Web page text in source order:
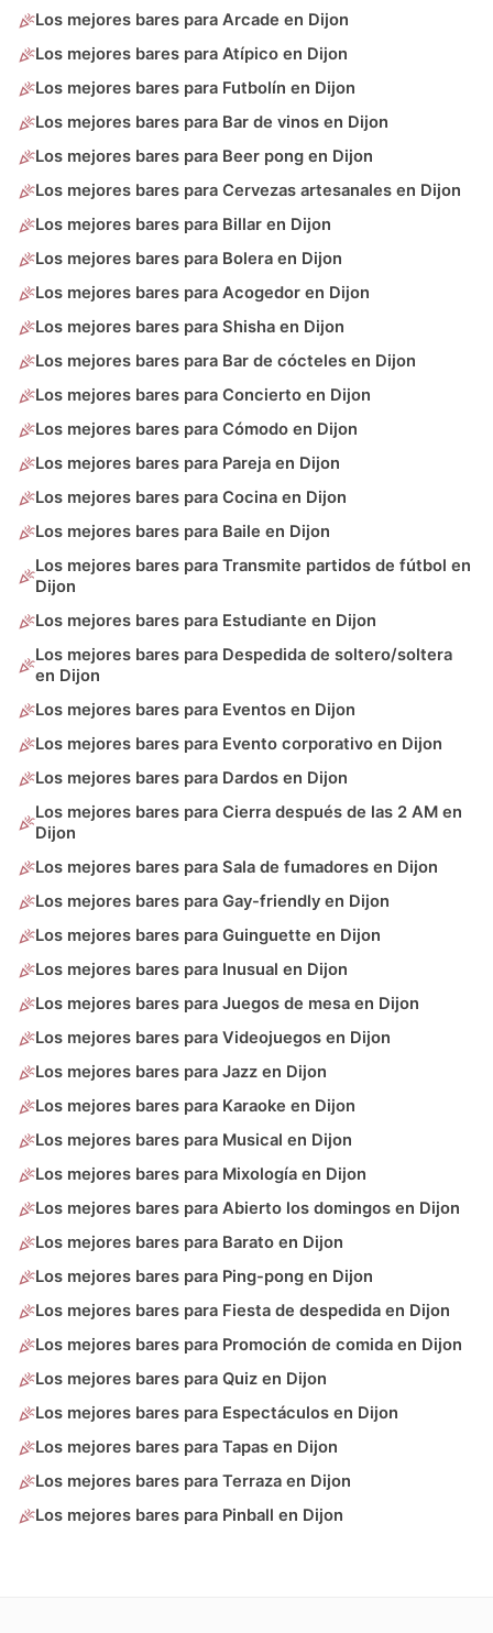
Los mejores bares para Arcade en Dijon
Los mejores bares para Atípico en Dijon
Los mejores bares para Futbolín en Dijon
Los mejores bares para Bar de vinos en Dijon
Los mejores bares para Beer pong en Dijon
Los mejores bares para Cervezas artesanales en Dijon
Los mejores bares para Billar en Dijon
Los mejores bares para Bolera en Dijon
Los mejores bares para Acogedor en Dijon
Los mejores bares para Shisha en Dijon
Los mejores bares para Bar de cócteles en Dijon
Los mejores bares para Concierto en Dijon
Los mejores bares para Cómodo en Dijon
Los mejores bares para Pareja en Dijon
Los mejores bares para Cocina en Dijon
Los mejores bares para Baile en Dijon
Los mejores bares para Transmite partidos de fútbol en
Dijon
Los mejores bares para Estudiante en Dijon
Los mejores bares para Despedida de soltero/soltera
en Dijon
Los mejores bares para Eventos en Dijon
Los mejores bares para Evento corporativo en Dijon
Los mejores bares para Dardos en Dijon
Los mejores bares para Cierra después de las 2 AM en
Dijon
Los mejores bares para Sala de fumadores en Dijon
Los mejores bares para Gay-friendly en Dijon
Los mejores bares para Guinguette en Dijon
Los mejores bares para Inusual en Dijon
Los mejores bares para Juegos de mesa en Dijon
Los mejores bares para Videojuegos en Dijon
Los mejores bares para Jazz en Dijon
Los mejores bares para Karaoke en Dijon
Los mejores bares para Musical en Dijon
Los mejores bares para Mixología en Dijon
Los mejores bares para Abierto los domingos en Dijon
Los mejores bares para Barato en Dijon
Los mejores bares para Ping-pong en Dijon
Los mejores bares para Fiesta de despedida en Dijon
Los mejores bares para Promoción de comida en Dijon
Los mejores bares para Quiz en Dijon
Los mejores bares para Espectáculos en Dijon
Los mejores bares para Tapas en Dijon
Los mejores bares para Terraza en Dijon
Los mejores bares para Pinball en Dijon